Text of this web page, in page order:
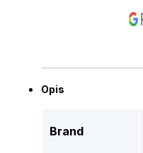
Opis
Brand